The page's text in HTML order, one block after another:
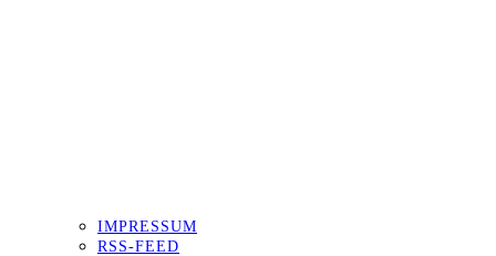
IMPRESSUM
RSS-FEED